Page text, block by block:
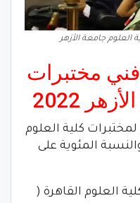
العلوم جامعة الأزهر
فني مختبرات
2022
كلية العلوم
بالدرجات والنسبة المئوية على
العلوم القاهرة (